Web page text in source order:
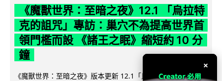
《魔獸世界：至暗之夜》12.1 「烏拉特
克的詛咒」專訪：巢穴不為提高世界首
領門檻而設 《諸王之眠》縮短約 10 分
鐘
《魔獸世界：至暗之夜》版本更新 12.1「烏拉特克的詛咒」將
×